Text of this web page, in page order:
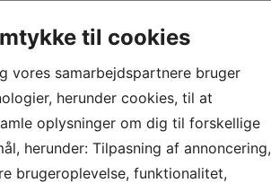
til cookies
vores samarbejdspartnere bruger
herunder cookies, til at
oplysninger om dig til forskellige
herunder: Tilpasning af annoncering,
brugeroplevelse, funktionalitet,